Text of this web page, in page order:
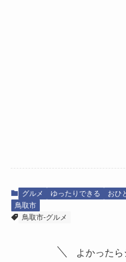
グルメ ゆったりできる おひ
鳥取市
鳥取市-グルメ
よかったら